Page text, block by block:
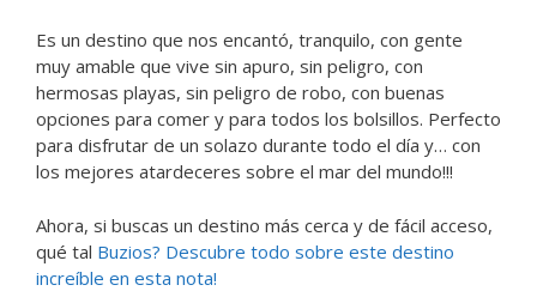
Es un destino que nos encantó, tranquilo, con gente
muy amable que vive sin apuro, sin peligro, con
hermosas playas, sin peligro de robo, con buenas
opciones para comer y para todos los bolsillos. Perfecto
para disfrutar de un solazo durante todo el día y… con
los mejores atardeceres sobre el mar del mundo!!!
Ahora, si buscas un destino más cerca y de fácil acceso,
qué tal Buzios? Descubre todo sobre este destino
increíble en esta nota!